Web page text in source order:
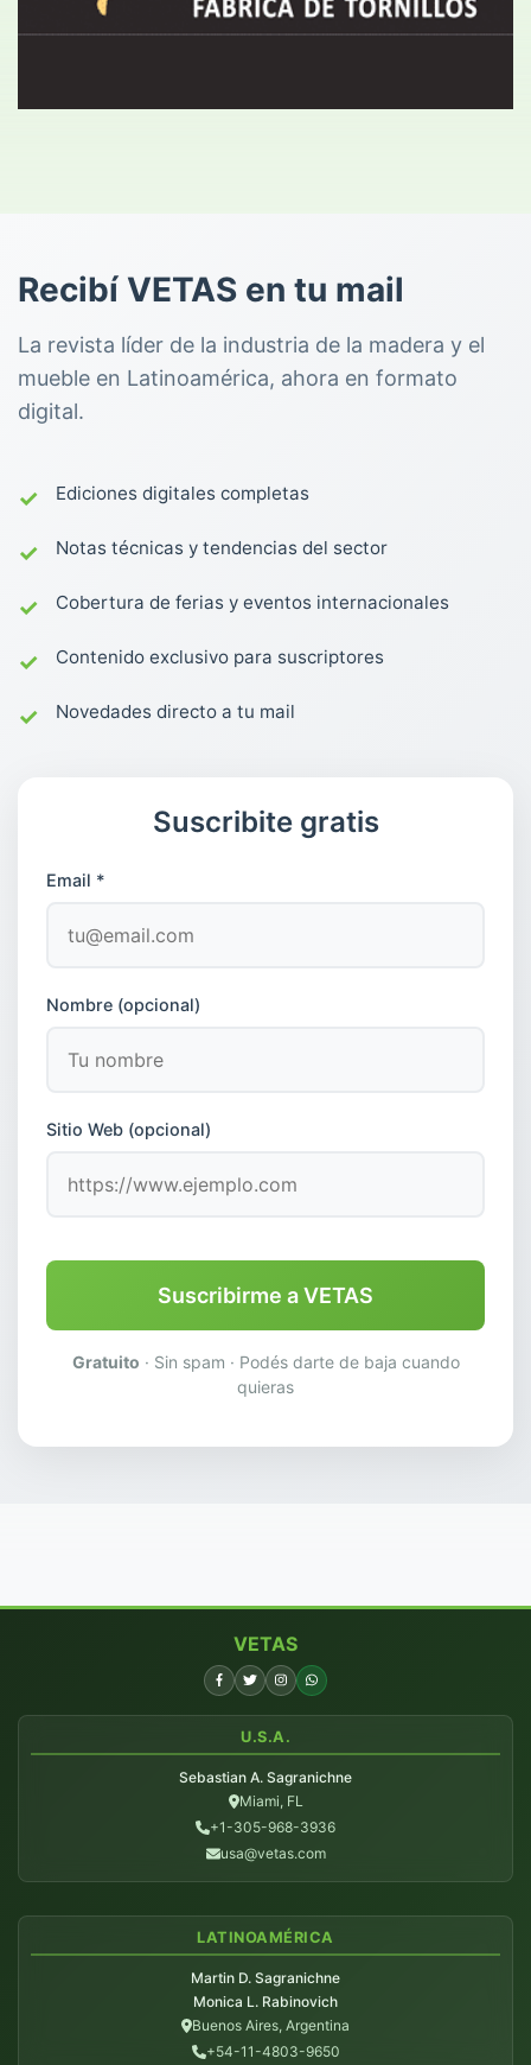
Recibí VETAS en tu mail
La revista líder de la industria de la madera y el
mueble en Latinoamérica, ahora en formato
digital.
Ediciones digitales completas
Notas técnicas y tendencias del sector
Cobertura de ferias y eventos internacionales
Contenido exclusivo para suscriptores
Novedades directo a tu mail
Suscribite gratis
Email *
Nombre (opcional)
Sitio Web (opcional)
Suscribirme a VETAS
Gratuito · Sin spam · Podés darte de baja cuando
quieras
VETAS
U.S.A.
Sebastian A. Sagranichne
Miami, FL
+1-305-968-3936
usa@vetas.com
LATINOAMÉRICA
Martin D. Sagranichne
Monica L. Rabinovich
Buenos Aires, Argentina
+54-11-4803-9650